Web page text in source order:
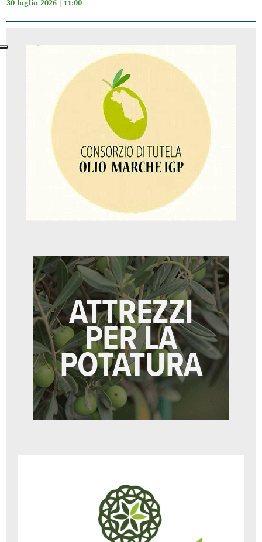
30 luglio 2026 | 11:00